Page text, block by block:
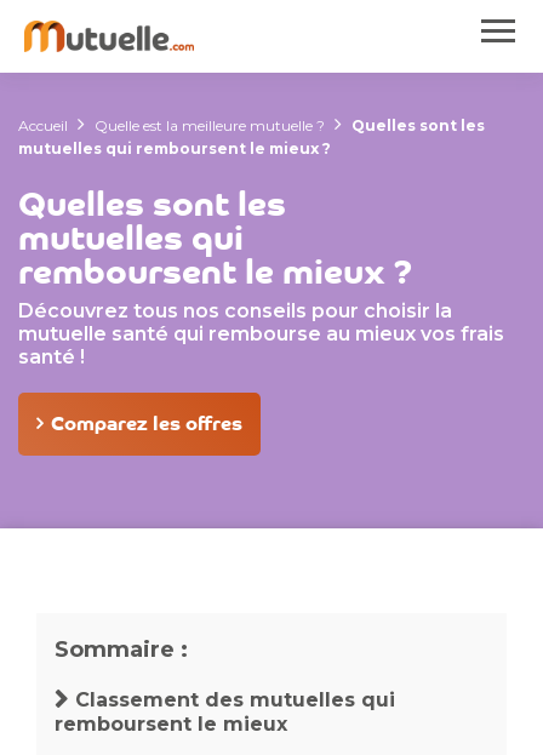
Accueil Quelle est la meilleure mutuelle ?
Quelles sont les
mutuelles qui remboursent le mieux ?
Quelles sont les
mutuelles qui
remboursent le mieux ?
Découvrez tous nos conseils pour choisir la
mutuelle santé qui rembourse au mieux vos frais
santé !
Comparez les offres
Sommaire :
Classement des mutuelles qui
remboursent le mieux